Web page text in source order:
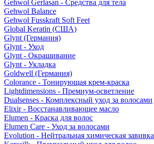
Gehwol Gerlasan - Средства для тела
Gehwol Balance
Gehwol Fusskraft Soft Feet
Global Keratin (США)
Glynt (Германия)
Glynt - Уход
Glynt - Окрашивание
Glynt - Укладка
Goldwell (Германия)
Colorance - Тонирующая крем-краска
Lightdimensions - Премиум-осветление
Dualsenses - Комплексный уход за волосами
Elixir - Восстанавливающее масло
Elumen - Краска для волос
Elumen Care - Уход за волосами
Evolution - Нейтральная химическая завивка